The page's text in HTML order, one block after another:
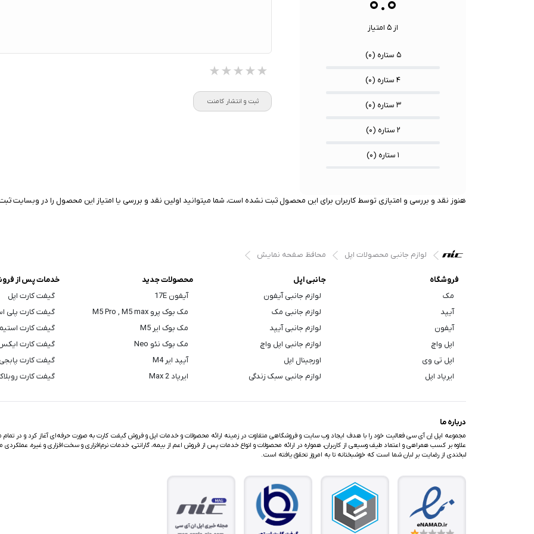
از ۵ امتیاز
۵ ستاره ( ۰)
۴ ستاره ( ۰)
۳ ستاره ( ۰)
۲ ستاره ( ۰)
۱ ستاره ( ۰)
★★★★★
★★★★★
★★★★★
ثبت و انتشار کامنت
هنوز نقد و بررسی و امتیازی توسط کاربران برای این محصول ثبت نشده است، شما میتوانید اولین نقد و بررسی یا امتیاز این محصول را در وبسایت
لوازم جانبی محصولات اپل محافظ صفحه نمایش
فروشگاه
مک
آیپد
آیفون
اپل واچ
اپل تی وی
ایرپاد اپل
جانبی اپل
لوازم جانبی آیفون
لوازم جانبی مک
لوازم جانبی آیپد
لوازم جانبی اپل واچ
اورجینال اپل
لوازم جانبی سبک زندگی
محصولات جدید
آیفون 17E
مک بوک پرو M5 Pro , M5 max
مک بوک ایر M5
مک بوک نئو Neo
آیپد ایر M4
ایرپاد Max 2
خدمات پس از
گیفت کارت اپل
گیفت کارت پلی
گیفت کارت
گیفت کارت
گیفت کارت پابجی
گیفت کارت
درباره ما
مجموعه اپل اِن آی سی فعالیت خود را با هدف ایجاد وب سایت و فروشگاهی متفاوت در زمینه ارائه محصولات و خدمات اپل و فروش گیفت کارت به صورت حرفه‌ای آغاز کرد و در تمام
علاوه بر کسب همراهی و اعتماد طیف وسیعی از کاربران، همواره در ارائه محصولات و انواع خدمات پس از فروش اعم از بیمه، گارانتی، خدمات نرم‌افزاری و سخت‌افزاری و غیره،
لبخندی از رضایت بر لبان شما است که خوشبختانه تا به امروز تحقق یافته است.